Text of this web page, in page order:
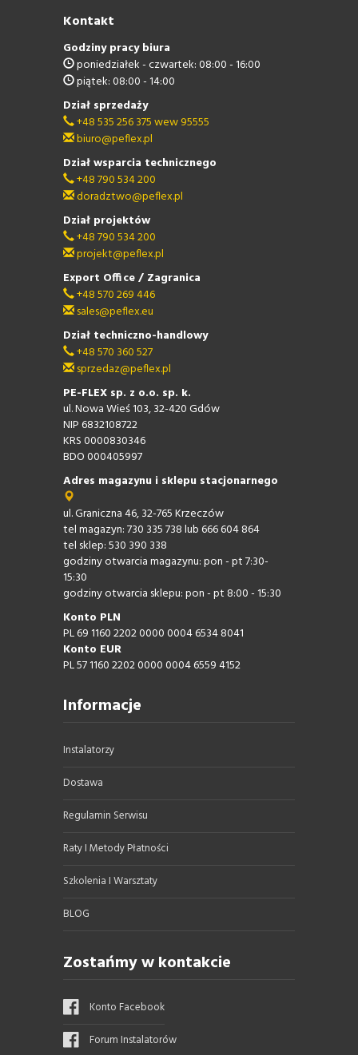
Kontakt
Godziny pracy biura
poniedziałek - czwartek: 08:00 - 16:00
piątek: 08:00 - 14:00
Dział sprzedaży
+48 535 256 375 wew 95555
biuro@peflex.pl
Dział wsparcia technicznego
+48 790 534 200
doradztwo@peflex.pl
Dział projektów
+48 790 534 200
projekt@peflex.pl
Export Office / Zagranica
+48 570 269 446
sales@peflex.eu
Dział techniczno-handlowy
+48 570 360 527
sprzedaz@peflex.pl
PE-FLEX sp. z o.o. sp. k.
ul. Nowa Wieś 103, 32-420 Gdów
NIP 6832108722
KRS 0000830346
BDO 000405997
Adres magazynu i sklepu stacjonarnego
ul. Graniczna 46, 32-765 Krzeczów
tel magazyn: 730 335 738 lub 666 604 864
tel sklep: 530 390 338
godziny otwarcia magazynu: pon - pt 7:30-
15:30
godziny otwarcia sklepu: pon - pt 8:00 - 15:30
Konto PLN
PL 69 1160 2202 0000 0004 6534 8041
Konto EUR
PL 57 1160 2202 0000 0004 6559 4152
Informacje
Instalatorzy
Dostawa
Regulamin Serwisu
Raty I Metody Płatności
Szkolenia I Warsztaty
BLOG
Zostańmy w kontakcie
Konto Facebook
Forum Instalatorów